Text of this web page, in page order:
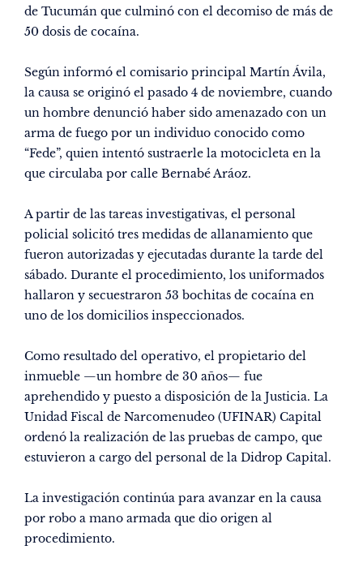
de Tucumán que culminó con el decomiso de más de
50 dosis de cocaína.
Según informó el comisario principal Martín Ávila,
la causa se originó el pasado 4 de noviembre, cuando
un hombre denunció haber sido amenazado con un
arma de fuego por un individuo conocido como
“Fede”, quien intentó sustraerle la motocicleta en la
que circulaba por calle Bernabé Aráoz.
A partir de las tareas investigativas, el personal
policial solicitó tres medidas de allanamiento que
fueron autorizadas y ejecutadas durante la tarde del
sábado. Durante el procedimiento, los uniformados
hallaron y secuestraron 53 bochitas de cocaína en
uno de los domicilios inspeccionados.
Como resultado del operativo, el propietario del
inmueble —un hombre de 30 años— fue
aprehendido y puesto a disposición de la Justicia. La
Unidad Fiscal de Narcomenudeo (UFINAR) Capital
ordenó la realización de las pruebas de campo, que
estuvieron a cargo del personal de la Didrop Capital.
La investigación continúa para avanzar en la causa
por robo a mano armada que dio origen al
procedimiento.